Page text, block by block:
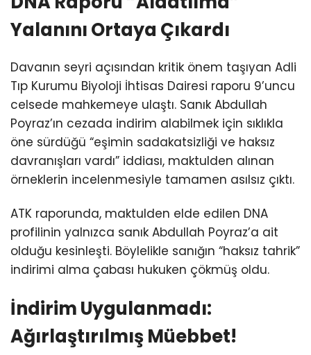
Yalanını Ortaya Çıkardı
Davanın seyri açısından kritik önem taşıyan Adli
Tıp Kurumu Biyoloji İhtisas Dairesi raporu 9’uncu
celsede mahkemeye ulaştı. Sanık Abdullah
Poyraz’ın cezada indirim alabilmek için sıklıkla
öne sürdüğü “eşimin sadakatsizliği ve haksız
davranışları vardı” iddiası, maktulden alınan
örneklerin incelenmesiyle tamamen asılsız çıktı.
ATK raporunda, maktulden elde edilen DNA
profilinin yalnızca sanık Abdullah Poyraz’a ait
olduğu kesinleşti. Böylelikle sanığın “haksız tahrik”
indirimi alma çabası hukuken çökmüş oldu.
İndirim Uygulanmadı:
Ağırlaştırılmış Müebbet!